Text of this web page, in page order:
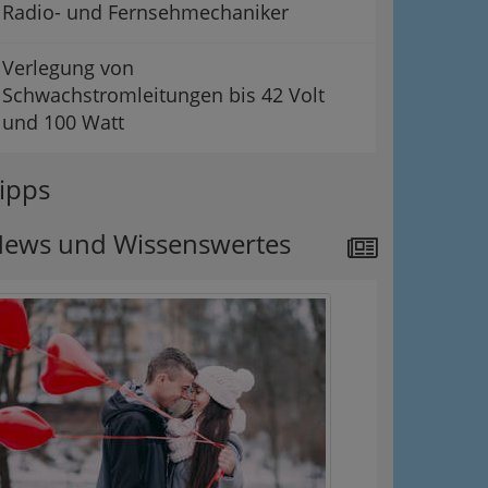
Radio- und Fernsehmechaniker
Verlegung von
Schwachstromleitungen bis 42 Volt
und 100 Watt
und Wissenswertes